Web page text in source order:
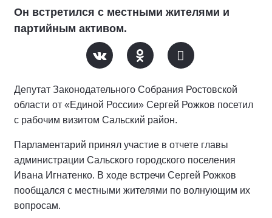
Он встретился с местными жителями и
партийным активом.
Депутат Законодательного Собрания Ростовской
области от «Единой России» Сергей Рожков посетил
с рабочим визитом Сальский район.
Парламентарий принял участие в отчете главы
администрации Сальского городского поселения
Ивана Игнатенко. В ходе встречи Сергей Рожков
пообщался с местными жителями по волнующим их
вопросам.